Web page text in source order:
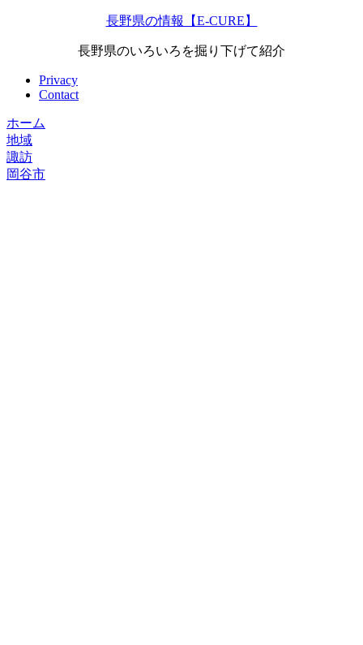
長野県の情報【E-CURE】
長野県のいろいろを掘り下げて紹介
Privacy
Contact
ホーム
地域
諏訪
岡谷市